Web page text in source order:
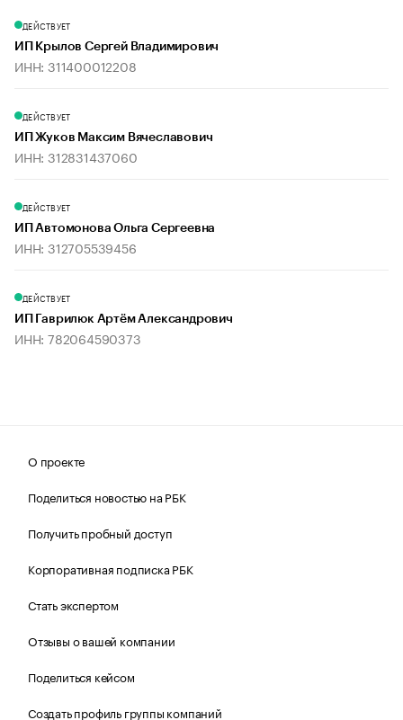
ДЕЙСТВУЕТ
ИП Крылов Сергей Владимирович
ИНН: 311400012208
ДЕЙСТВУЕТ
ИП Жуков Максим Вячеславович
ИНН: 312831437060
ДЕЙСТВУЕТ
ИП Автомонова Ольга Сергеевна
ИНН: 312705539456
ДЕЙСТВУЕТ
ИП Гаврилюк Артём Александрович
ИНН: 782064590373
О проекте
Поделиться новостью на РБК
Получить пробный доступ
Корпоративная подписка РБК
Стать экспертом
Отзывы о вашей компании
Поделиться кейсом
Создать профиль группы компаний